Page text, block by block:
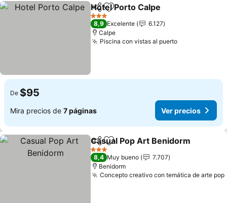
CompartirAgregar a favoritos
Hotel Porto Calpe
3 Estrellas
8,9 Excelente
6.127
Calpe
Piscina con vistas al puertoVer precios
De $95
Mira precios de 7 páginas Ver precios
CompartirAgregar a favoritos
Casual Pop Art Benidorm
3 Estrellas
8,4 Muy bueno
7.707
Benidorm
Concepto creativo con temática de arte pop